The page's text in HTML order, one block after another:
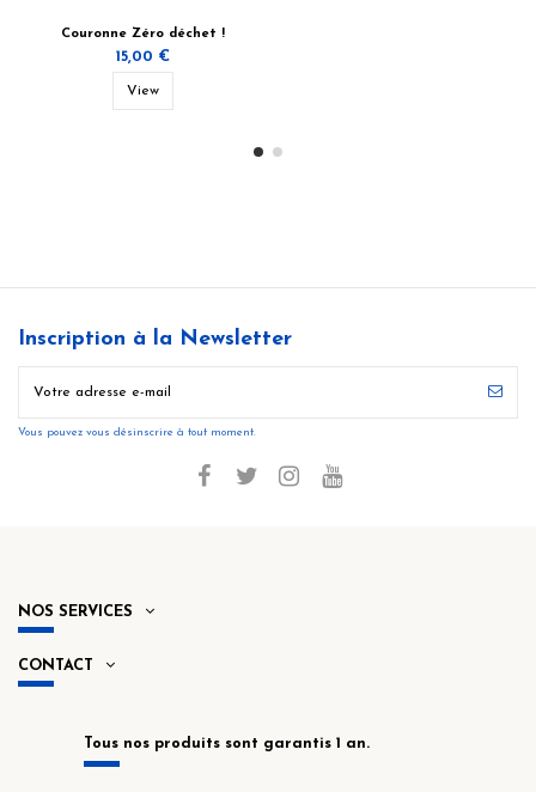
Couronne Zéro déchet !
15,00 €
View
Inscription à la Newsletter
Vous pouvez vous désinscrire à tout moment.
NOS SERVICES
CONTACT
Tous nos produits sont garantis 1 an.